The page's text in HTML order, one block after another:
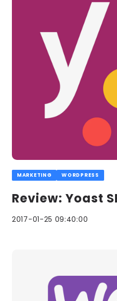
MARKETING WORDPRESS
Review: Yoast
2017-01-25 09:40:00